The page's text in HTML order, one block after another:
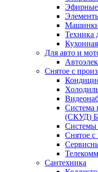
Эфирные
Машинки
Техника
Для авто и
Снятое с
Система
(СКУД)
Системы
Снятое с
Сантехника